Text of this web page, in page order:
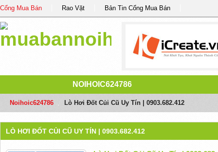
Cổng Mua Bán Rao Vặt Bản Tin Cổng Mua Bán
NOIHOIC624786
Noihoic624786 Lò Hơi Đốt Củi Cũ Uy Tín | 0903.682.412
LÒ HƠI ĐỐT CỦI CŨ UY TÍN | 0903.682.412